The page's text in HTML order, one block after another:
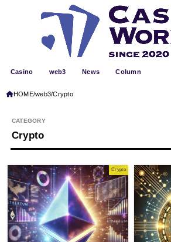
Casino web3 News Column
HOME web3 Crypto
Crypto
Crypto